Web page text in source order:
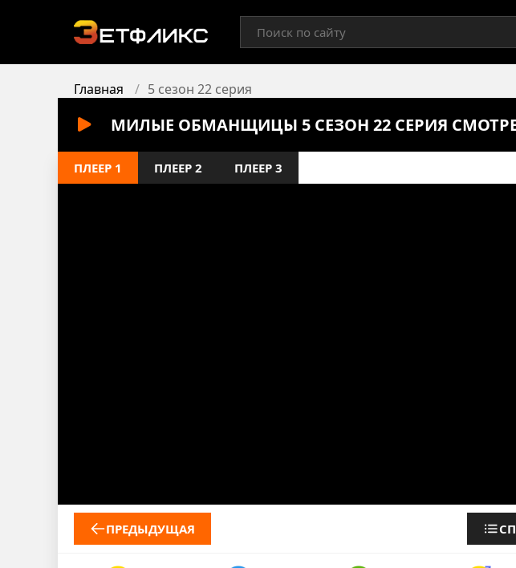
Главная 5 сезон 22 серия
МИЛЫЕ ОБМАНЩИЦЫ 5 СЕЗОН 22 СЕРИЯ
ПЛЕЕР 1 ПЛЕЕР 2 ПЛЕЕР 3
ПРЕДЫДУЩАЯ